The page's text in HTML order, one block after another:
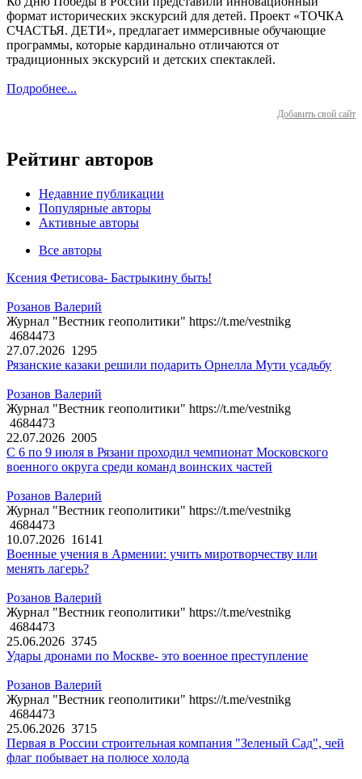
формат исторических экскурсий для детей. Проект «ТОЧКА
СЧАСТЬЯ. ДЕТИ», предлагает иммерсивные обучающие
программы, которые кардинально отличаются от
традиционных экскурсий и детских спектаклей.
Подробнее...
Добавить свой сайт
Рейтинг авторов
Недавние публикации
Популярные авторы
Активные авторы
Все авторы
Ксения Фетисова- Бастрыкину быть!
Розанов Валерий
Журнал "Вестник геополитики" https://t.me/vestnikg
4684473
27.07.2026 1295
Рязанские казаки решили подарить Орнелла Мути усадьбу
Розанов Валерий
Журнал "Вестник геополитики" https://t.me/vestnikg
4684473
22.07.2026 2005
С 6 по 9 июля в Рязани проходил чемпионат Московского
военного округа среди команд воинских частей
Розанов Валерий
Журнал "Вестник геополитики" https://t.me/vestnikg
4684473
10.07.2026 16141
Военные учения в Армении: учить миротворчеству или
менять лагерь?
Розанов Валерий
Журнал "Вестник геополитики" https://t.me/vestnikg
4684473
25.06.2026 3745
Удары дронами по Москве- это военное преступление
Розанов Валерий
Журнал "Вестник геополитики" https://t.me/vestnikg
4684473
25.06.2026 3715
Первая в России строительная компания "Зеленый Сад", чей
флаг побывает на полюсе холода